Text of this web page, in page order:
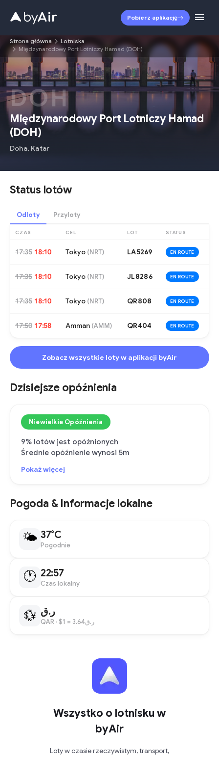
Pobierz aplikację
Strona główna
Lotniska
Międzynarodowy Port Lotniczy Hamad (DOH)
DOH
Międzynarodowy Port Lotniczy Hamad
(DOH)
Doha, Katar
Status lotów
Odloty Przyloty
CZAS CEL LOT STATUS
17:35 18:10 Tokyo (NRT) LA5269 EN ROUTE
17:35 18:10 Tokyo (NRT) JL8286 EN ROUTE
17:35 18:10 Tokyo (NRT) QR808 EN ROUTE
17:50 17:58 Amman (AMM) QR404 EN ROUTE
Zobacz wszystkie loty w aplikacji byAir
Dzisiejsze opóźnienia
Niewielkie Opóźnienia
9% lotów jest opóźnionych
Średnie opóźnienie wynosi 5m
Pokaż więcej
Pogoda & Informacje lokalne
🌤 37°C
Pogodnie
🕐 22:57
Czas lokalny
💱 ر.ق
QAR · $1 = ر.ق3.64
Wszystko o lotnisku w
byAir
Loty w czasie rzeczywistym, transport,